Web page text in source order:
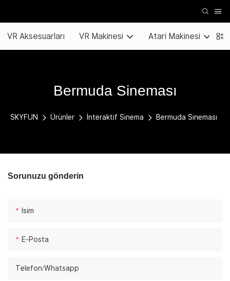
VR Aksesuarları VR Makinesi Atari Makinesi
Bermuda Sineması
SKYFUN Ürünler İnteraktif Sinema Bermuda Sineması
Sorunuzu gönderin
Isim
E-Posta
Telefon/whatsapp